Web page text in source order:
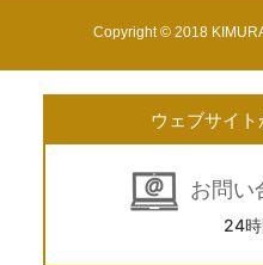
Copyright © 2018
ウェブサイ
お問い
24